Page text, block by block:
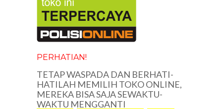
PERHATIAN!
TETAP WASPADA DAN BERHATI-
HATILAH MEMILIH TOKO ONLINE,
MEREKA BISA SAJA SEWAKTU-
WAKTU MENGGANTI